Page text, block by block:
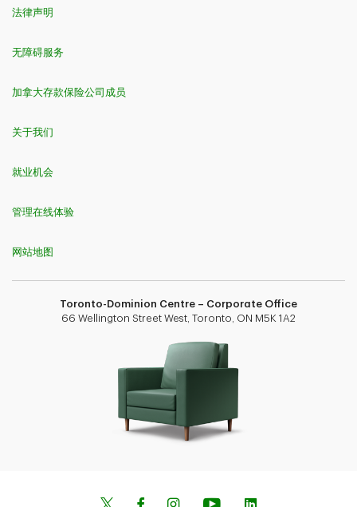
法律声明
无障碍服务
加拿大存款保险公司成员
关于我们
就业机会
管理在线体验
网站地图
Toronto-Dominion Centre – Corporate Office
66 Wellington Street West, Toronto, ON M5K 1A2